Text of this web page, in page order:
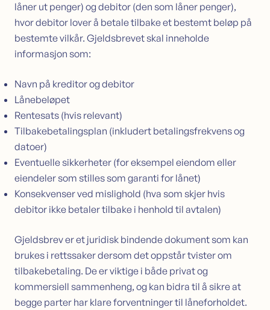
Artikler
Bankordlisten
låner ut penger) og debitor (den som låner penger),
hvor debitor lover å betale tilbake et bestemt beløp på
bestemte vilkår. Gjeldsbrevet skal inneholde
informasjon som:
Navn på kreditor og debitor
Lånebeløpet
Rentesats (hvis relevant)
Tilbakebetalingsplan (inkludert betalingsfrekvens og
datoer)
Eventuelle sikkerheter (for eksempel eiendom eller
eiendeler som stilles som garanti for lånet)
Konsekvenser ved mislighold (hva som skjer hvis
debitor ikke betaler tilbake i henhold til avtalen)
Gjeldsbrev er et juridisk bindende dokument som kan
brukes i rettssaker dersom det oppstår tvister om
tilbakebetaling. De er viktige i både privat og
kommersiell sammenheng, og kan bidra til å sikre at
begge parter har klare forventninger til låneforholdet.